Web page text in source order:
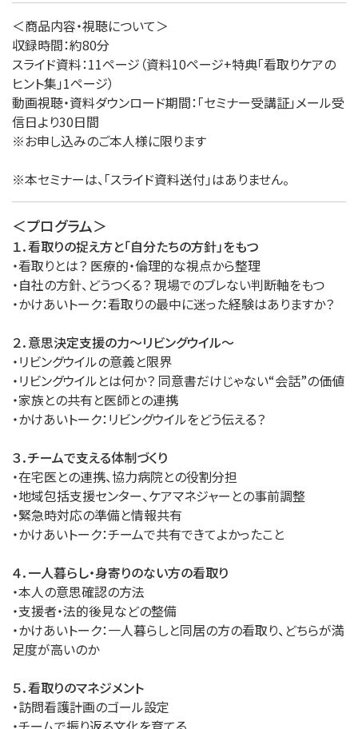
＜商品内容・視聴について＞
収録時間：約80分
スライド資料：11ページ（資料10ページ+特典「看取りケアの
ヒント集」1ページ）
動画視聴・資料ダウンロード期間：「セミナー受講証」メール受
信日より30日間
※お申し込みのご本人様に限ります
※本セミナーは、「スライド資料送付」はありません。
＜プログラム＞
１．看取りの捉え方と「自分たちの方針」をもつ
・看取りとは？ 医療的・倫理的な視点から整理
・自社の方針、どうつくる？ 現場でのブレない判断軸をもつ
・かけあいトーク：看取りの最中に迷った経験はありますか？
２．意思決定支援の力～リビングウイル～
・リビングウイルの意義と限界
・リビングウイルとは何か？ 同意書だけじゃない“会話”の価値
・家族との共有と医師との連携
・かけあいトーク：リビングウイルをどう伝える？
３．チームで支える体制づくり
・在宅医との連携、協力病院との役割分担
・地域包括支援センター、ケアマネジャーとの事前調整
・緊急時対応の準備と情報共有
・かけあいトーク：チームで共有できてよかったこと
４．一人暮らし・身寄りのない方の看取り
・本人の意思確認の方法
・支援者・法的後見などの整備
・かけあいトーク：一人暮らしと同居の方の看取り、どちらが満
足度が高いのか
５．看取りのマネジメント
・訪問看護計画のゴール設定